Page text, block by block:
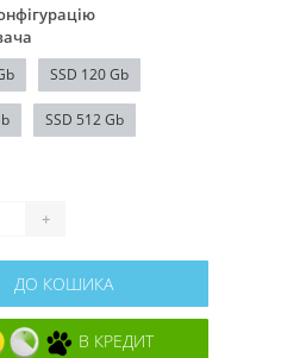
SSD 120 Gb
SSD 512 Gb
+
ДО КОШИКА
В КРЕДИТ